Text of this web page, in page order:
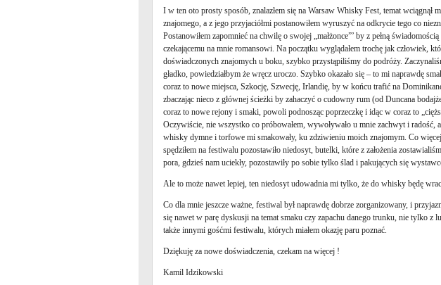
I w ten oto prosty sposób, znalazłem się na Warsaw Whisky Fest, temat wciągnął
znajomego, a z jego przyjaciółmi postanowiłem wyruszyć na odkrycie tego co
Postanowiłem zapomnieć na chwilę o swojej „małżonce”’ by z pełną
czekającemu na mnie romansowi. Na początku wyglądałem trochę jak człowiek,
doświadczonych znajomych u boku, szybko przystąpiliśmy do podróży.
gładko, powiedziałbym że wręcz uroczo. Szybko okazało się – to mi naprawdę
coraz to nowe miejsca, Szkocję, Szwecję, Irlandię, by w końcu trafić na
zbaczając nieco z głównej ścieżki by zahaczyć o cudowny rum (od Duncana
coraz to nowe rejony i smaki, powoli podnosząc poprzeczkę i idąc w coraz to
Oczywiście, nie wszystko co próbowałem, wywoływało u mnie zachwyt i radość,
whisky dymne i torfowe mi smakowały, ku zdziwieniu moich znajomym. Co
spędziłem na festiwalu pozostawiło niedosyt, butelki, które z założenia
pora, gdzieś nam uciekły, pozostawiły po sobie tylko ślad i pakujących się
Ale to może nawet lepiej, ten niedosyt udowadnia mi tylko, że do whisky będę
Co dla mnie jeszcze ważne, festiwal był naprawdę dobrze zorganizowany, i
się nawet w parę dyskusji na temat smaku czy zapachu danego trunku, nie tylko z
także innymi gośćmi festiwalu, których miałem okazję paru poznać.
Dziękuję za nowe doświadczenia, czekam na więcej !
Kamil Idzikowski